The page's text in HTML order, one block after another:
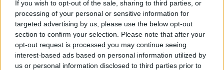
If you wish to opt-out of the sale, sharing to third parties, or
processing of your personal or sensitive information for
targeted advertising by us, please use the below opt-out
section to confirm your selection. Please note that after your
opt-out request is processed you may continue seeing
interest-based ads based on personal information utilized by
us or personal information disclosed to third parties prior to
«Ευχαριστώ για όλα όσα έκανε ηΡωσία για
μένα. Έρχεται η ώρα που ηψυχήδεν
αισθάνεται εκεί που πρέπει να είναι»,
έγραψε στονλογαριασμότου στο Instagram.